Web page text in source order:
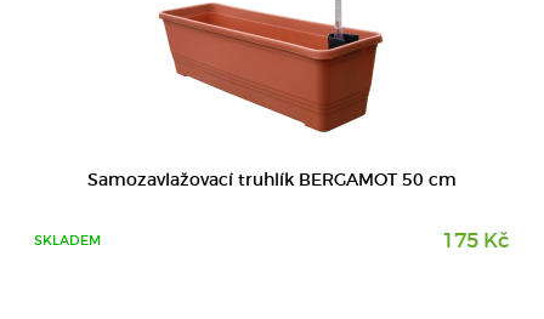
Samozavlažovací truhlík BERGAMOT 50 cm
SKLADEM 175 Kč